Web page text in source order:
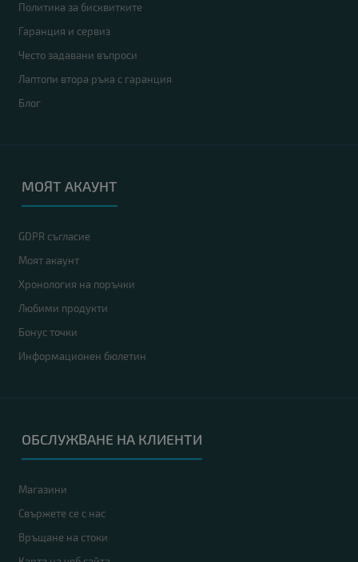
Политика за бисквитките
Гаранция и сервиз
Често задавани въпроси
Лаптопи втора ръка с гаранция
Блог
МОЯТ АКАУНТ
GDPR съгласие
Моят акаунт
Хронология на поръчки
Любими продукти
Бонус точки
Информационен бюлетин
ОБСЛУЖВАНЕ НА КЛИЕНТИ
Магазини
Свържете се с нас
Връщане на стоки